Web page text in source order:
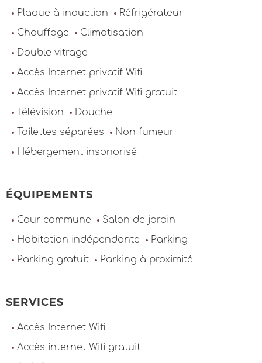
Plaque à induction
Réfrigérateur
Chauffage
Climatisation
Double vitrage
Accès Internet privatif Wifi
Accès Internet privatif Wifi gratuit
Télévision
Douche
Toilettes séparées
Non fumeur
Hébergement insonorisé
ÉQUIPEMENTS
Cour commune
Salon de jardin
Habitation indépendante
Parking
Parking gratuit
Parking à proximité
SERVICES
Accès Internet Wifi
Accès internet Wifi gratuit